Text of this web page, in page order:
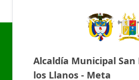
Alcaldía Municipal
los Llanos - Meta